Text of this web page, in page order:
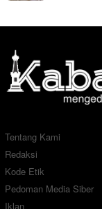
Tentang Kami
Redaksi
Kode Etik
Pedoman Media Siber
Iklan